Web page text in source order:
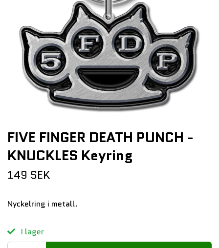
FIVE FINGER DEATH PUNCH -
KNUCKLES Keyring
149 SEK
Nyckelring i metall.
I lager